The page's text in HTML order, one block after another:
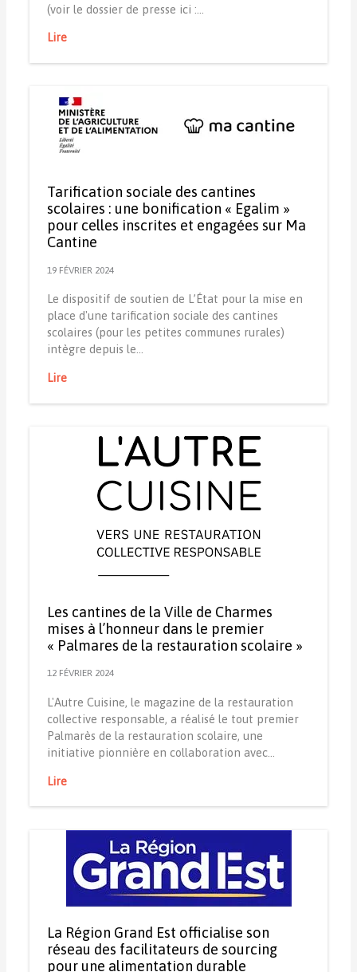
(voir le dossier de presse ici :…
Lire
Tarification sociale des cantines
scolaires : une bonification « Egalim »
pour celles inscrites et engagées sur Ma
Cantine
19 FÉVRIER 2024
Le dispositif de soutien de L’État pour la mise en
place d'une tarification sociale des cantines
scolaires (pour les petites communes rurales)
intègre depuis le…
Lire
Les cantines de la Ville de Charmes
mises à l’honneur dans le premier
« Palmares de la restauration scolaire »
12 FÉVRIER 2024
L'Autre Cuisine, le magazine de la restauration
collective responsable, a réalisé le tout premier
Palmarès de la restauration scolaire, une
initiative pionnière en collaboration avec…
Lire
La Région Grand Est officialise son
réseau des facilitateurs de sourcing
pour une alimentation durable